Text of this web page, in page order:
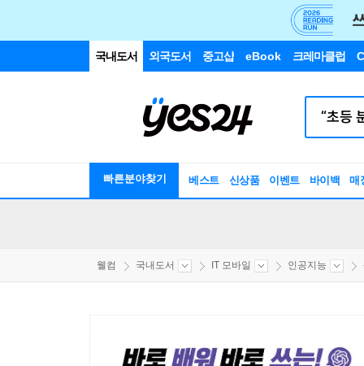
국내도서 외국도서 중고샵 eBook 크레마클럽
빠른분야찾기 베스트 신상품 이벤트 바이백 매
웰컴 국내도서 IT 모바일 인공지능